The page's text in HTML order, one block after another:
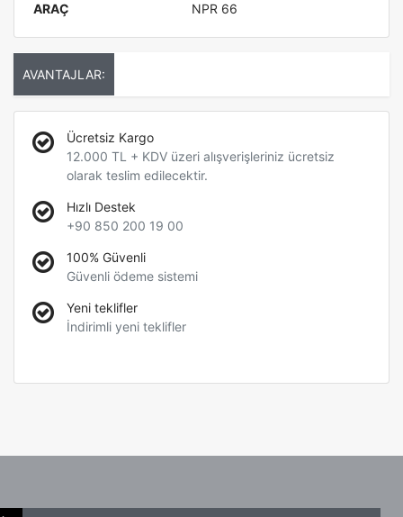
ARAÇ
NPR 66
AVANTAJLAR:
Ücretsiz Kargo
12.000 TL + KDV üzeri alışverişleriniz ücretsiz
olarak teslim edilecektir.
Hızlı Destek
+90 850 200 19 00
100% Güvenli
Güvenli ödeme sistemi
Yeni teklifler
İndirimli yeni teklifler